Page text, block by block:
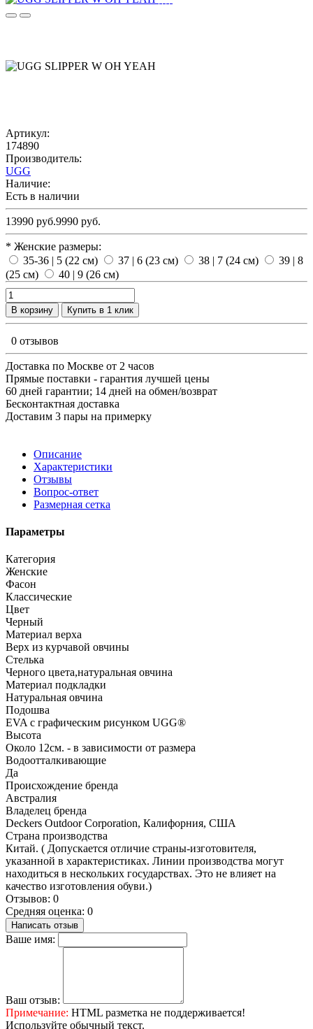
Артикул:
174890
Производитель:
UGG
Наличие:
Есть в наличии
13990 руб.9990 руб.
* Женские размеры:
35-36 | 5 (22 см)
37 | 6 (23 см) 38 | 7 (24 см)
39 | 8
(25 см)
40 | 9 (26 см)
В корзину Купить в 1 клик
0 отзывов
Доставка по Москве от 2 часов
Прямые поставки - гарантия лучшей цены
60 дней гарантии; 14 дней на обмен/возврат
Бесконтактная доставка
Доставим 3 пары на примерку
Описание
Характеристики
Отзывы
Вопрос-ответ
Размерная сетка
Параметры
Категория
Женские
Фасон
Классические
Цвет
Черный
Материал верха
Верх из курчавой овчины
Стелька
Черного цвета,натуральная овчина
Материал подкладки
Натуральная овчина
Подошва
EVA с графическим рисунком UGG®
Высота
Около 12см. - в зависимости от размера
Водоотталкивающие
Да
Происхождение бренда
Австралия
Владелец бренда
Deckers Outdoor Corporation, Калифорния, США
Страна производства
Китай. ( Допускается отличие страны-изготовителя,
указанной в характеристиках. Линии производства могут
находиться в нескольких государствах. Это не влияет на
качество изготовления обуви.)
Отзывов: 0
Средняя оценка: 0
Написать отзыв
Ваше имя:
Ваш отзыв:
Примечание: HTML разметка не поддерживается!
Используйте обычный текст.